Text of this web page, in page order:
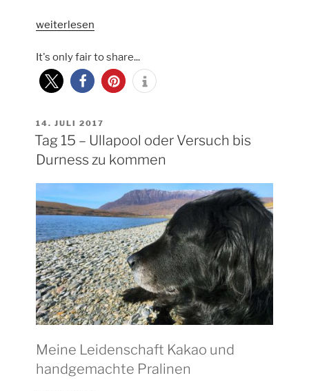
„Tag
–
Der
lange
von
Poolewe“
weiterlesen
It's only fair to share...
VERÖFFENTLICHT
AM
14. JULI 2017
Tag 15 – Ullapool oder Versuch bis
Durness zu kommen
Meine Leidenschaft Kakao und
handgemachte Pralinen